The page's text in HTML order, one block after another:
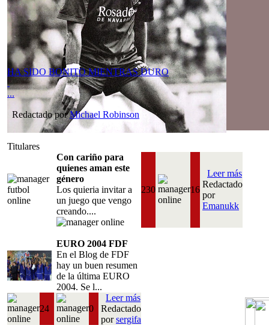
HA SIDO BONITO MIENTRAS DURO
...
Redactado porMichael Robinson
Titulares
Con cariño para
quienes aman este
género
Los quieria invitar a
un juego que vengo
creando....
230 16
Leer más
Redactado
por
Emanukk
EURO 2004 FDF
En el Blog de FDF
hay un buen resumen
de la última EURO
2004. Se l...
24 0
Leer más
Redactado
porsergifa